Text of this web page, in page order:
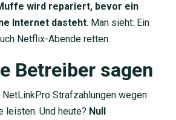
wird repariert, bevor ein
Internet dasteht. Man sieht: Ein
Netflix-Abende retten.
Betreiber sagen
Strafzahlungen wegen
leisten. Und heute? Null